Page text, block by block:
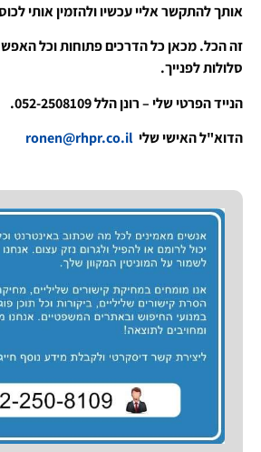
אותך להתקשר אליי עכשיו ולהזמין אותי
זה הכל. מכאן כל הדרכים פתוחות וכל
סלולות לפנייך.
הנייד הפרטי שלי – רונן הלל 052-2508109.
הדוא"ל האישי שלי